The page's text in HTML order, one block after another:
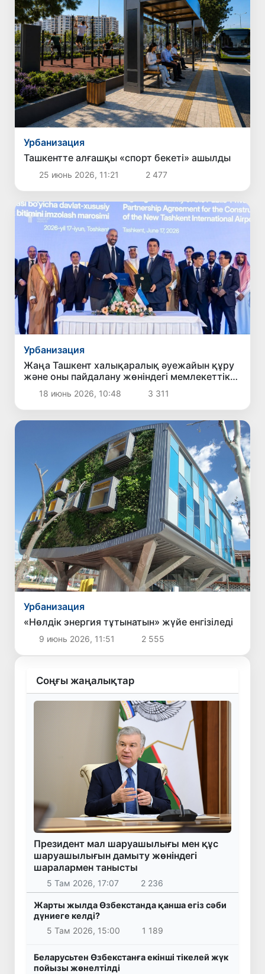
Урбанизация
Ташкентте алғашқы «спорт бекеті» ашылды
25 июнь 2026, 11:21 2 477
Урбанизация
Жаңа Ташкент халықаралық әуежайын құру
және оны пайдалану жөніндегі мемлекеттік-
жекеменшік серіктестік келісімшартына қол
қойылды
18 июнь 2026, 10:48 3 311
Урбанизация
«Нөлдік энергия тұтынатын» жүйе енгізіледі
9 июнь 2026, 11:51 2 555
Соңғы жаңалықтар
Президент мал шаруашылығы мен құс
шаруашылығын дамыту жөніндегі
шаралармен танысты
5 Там 2026, 17:07 2 236
Жарты жылда Өзбекстанда қанша егіз сәби
дүниеге келді?
5 Там 2026, 15:00
1 189
Беларусьтен Өзбекстанға екінші тікелей жүк
пойызы жөнелтілді